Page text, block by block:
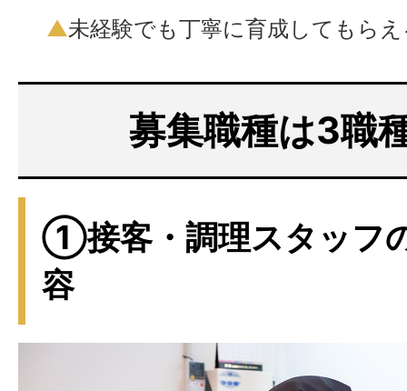
▲未経験でも丁寧に育成してもら
募集職種は3職
①接客・調理スタッフ
容